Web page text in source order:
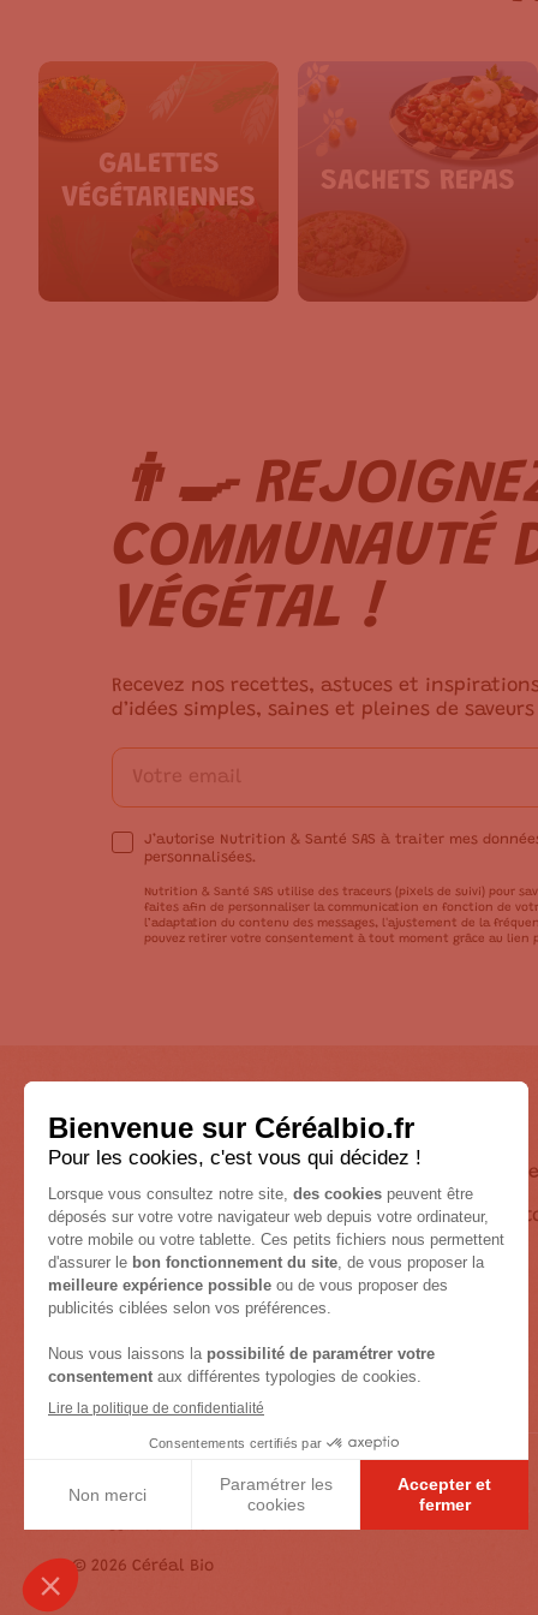
GALETTES
VÉGÉTARIENNES
SACHETS REPAS
👨‍🍳
COMMUNAUTÉ
VÉGÉTAL !
Recevez nos recettes, astuces et
d’idées simples, saines et pleines de saveurs
J’autorise Nutrition & Santé SAS à traiter mes
personnalisées.
Nutrition & Santé SAS utilise des traceurs (pixels de suivi) pour
faites afin de personnaliser la communication en fonction de
l’adaptation du contenu des messages, l'ajustement de la
pouvez retirer votre consentement à tout moment grâce au lien
Nutrition & Santé
Route de Castelnaudary
31250 Revel
Contactez-nous
Notre
Accessibilité : non conforme
© 2026 Céréal Bio